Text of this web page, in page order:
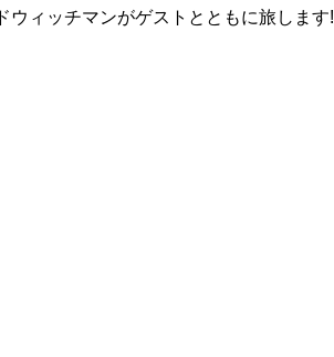
ウィッチマンがゲストとともに旅します!